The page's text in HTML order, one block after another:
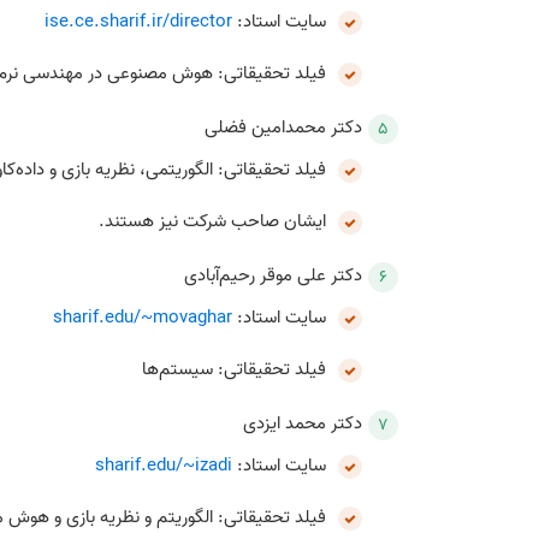
سایت استاد: ise.ce.sharif.ir/director
فیلد تحقیقاتی: هوش مصنوعی در مهندسی
دکتر محمدامین فضلی
فیلد تحقیقاتی: الگوریتمی، نظریه بازی و
ایشان صاحب شرکت نیز هستند.
دکتر علی موقر رحیم‌آبادی
سایت استاد: sharif.edu/~movaghar
فیلد تحقیقاتی: سیستم‌ها
دکتر محمد ایزدی
سایت استاد: sharif.edu/~izadi
فیلد تحقیقاتی: الگوریتم و نظریه بازی و